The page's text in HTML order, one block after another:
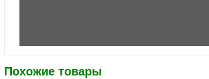
Похожие товары